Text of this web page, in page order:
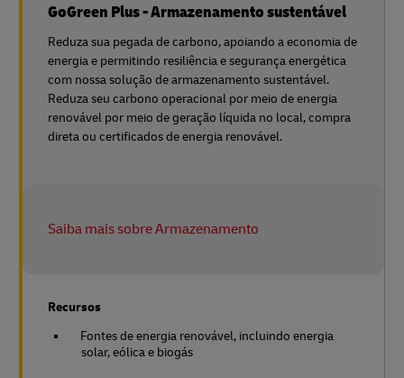
GoGreen Plus - Armazenamento sustentável
Reduza sua pegada de carbono, apoiando a economia de
energia e permitindo resiliência e segurança energética
com nossa solução de armazenamento sustentável.
Reduza seu carbono operacional por meio de energia
renovável por meio de geração líquida no local, compra
direta ou certificados de energia renovável.
Saiba mais sobre Armazenamento
Recursos
Fontes de energia renovável, incluindo energia
solar, eólica e biogás